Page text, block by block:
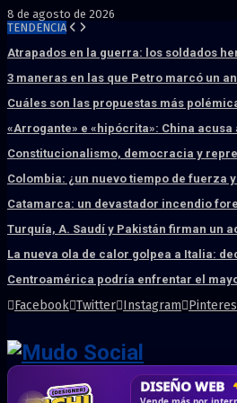
8 de agosto de 2026
TENDENCIA
Atrapados en la guerra: los soldados
3 maneras en las que Petro marcó un
Cuáles son las propuestas más
«Arrogante» e «hipócrita»: China
Constitucionalismo, democracia y
Colombia: ¿un nuevo tiempo de fuerza
Catamarca: un devastador incendio
Turquía, A. Saudí y Pakistán firman un
La nueva ola de calor golpea a Italia:
Centroamérica podría enfrentar el
Facebook Twitter Instagram
HOSTING SSD
DISEÑO WEB
CRM &
CORREO